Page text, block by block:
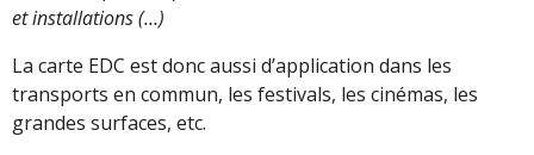
et installations (…)
La carte EDC est donc aussi d’application dans les
transports en commun, les festivals, les cinémas, les
grandes surfaces, etc.